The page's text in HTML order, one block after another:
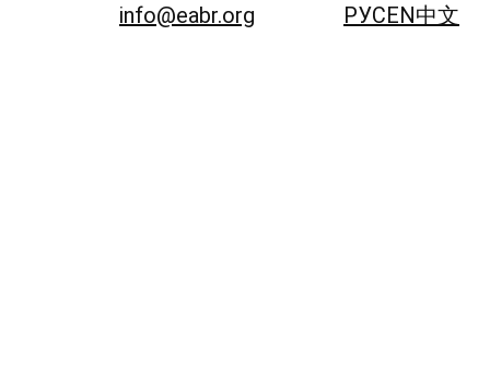
info@eabr.org РУСEN中文